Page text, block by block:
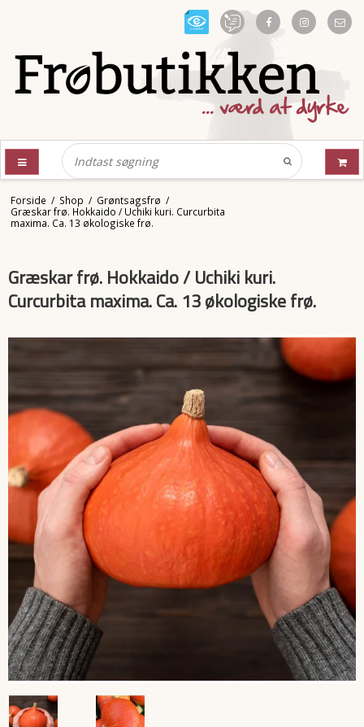
Forside / Shop / Grøntsagsfrø /
Græskar frø. Hokkaido / Uchiki kuri. Curcurbita
maxima. Ca. 13 økologiske frø.
Græskar frø. Hokkaido / Uchiki kuri.
Curcurbita maxima. Ca. 13 økologiske frø.